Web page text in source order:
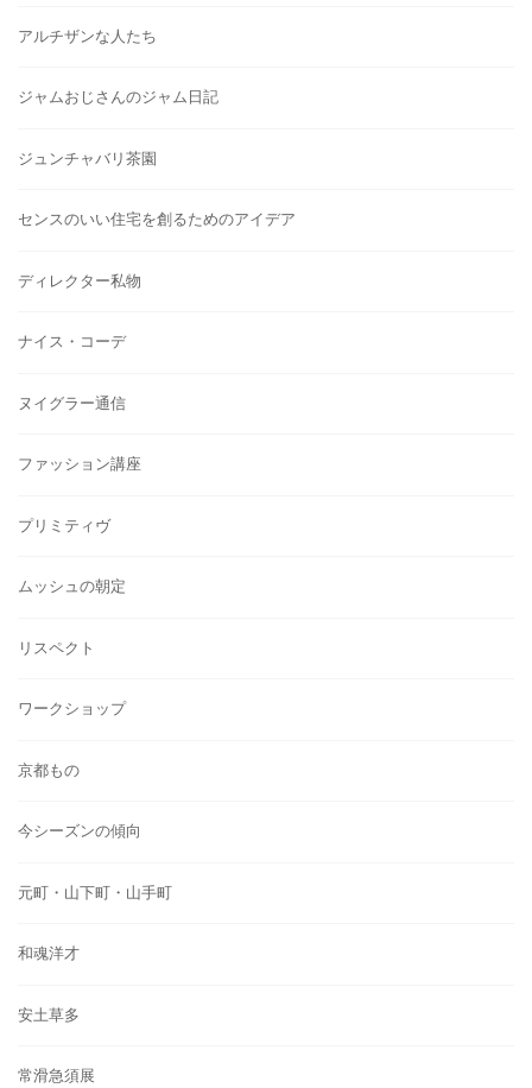
アルチザンな人たち
ジャムおじさんのジャム日記
ジュンチャバリ茶園
センスのいい住宅を創るためのアイデア
ディレクター私物
ナイス・コーデ
ヌイグラー通信
ファッション講座
プリミティヴ
ムッシュの朝定
リスペクト
ワークショップ
京都もの
今シーズンの傾向
元町・山下町・山手町
和魂洋才
安土草多
常滑急須展